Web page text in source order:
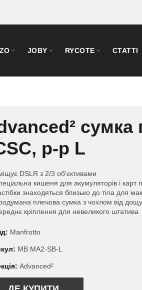
JOBY RYCOTE СТАТТІ
р-р L
DSLR з 2/3 об'єктивами
кишеня для акумуляторів і карт
знаходяться близько до тіла для
плечова сумка з чохлом від дощу
кріплення для невеликого штатива
Manfrotto
MB MA2-SB-L
Advanced²